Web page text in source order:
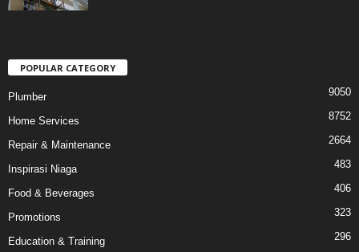
POPULAR CATEGORY
Plumber 9050
Home Services 8752
Repair & Maintenance 2664
Inspirasi Niaga 483
Food & Beverages 406
Promotions 323
Education & Training 296